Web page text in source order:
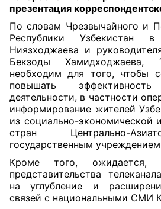
презентация
По словам Чрезвычайного и
Республики Узбекистан
Ниязходжаева и
Бекзоды Хамидходжаева,
необходим для того, чтобы
повышать эффективность
деятельности, в частности
информирование жителей
из социально-экономической
стран Центрально-
государственным учреждением
Кроме того, ожидается,
представительства
на углубление и
связей с национальными СМИ